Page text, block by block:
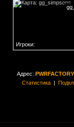
Игроки:
Адрес:
Статистика|